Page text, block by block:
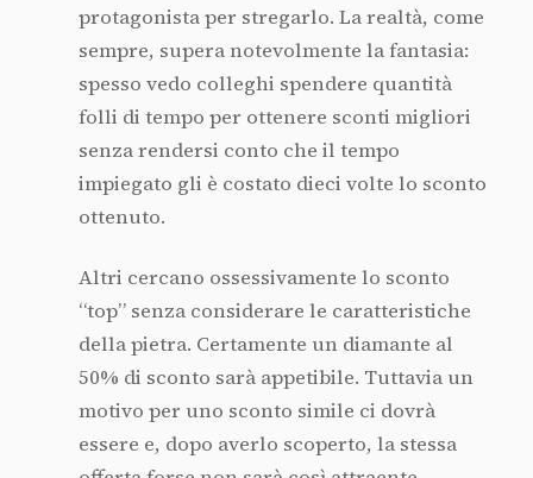
protagonista per stregarlo. La realtà, come
sempre, supera notevolmente la fantasia:
spesso vedo colleghi spendere quantità
folli di tempo per ottenere sconti migliori
senza rendersi conto che il tempo
impiegato gli è costato dieci volte lo sconto
ottenuto.
Altri cercano ossessivamente lo sconto
“top” senza considerare le caratteristiche
della pietra. Certamente un diamante al
50% di sconto sarà appetibile. Tuttavia un
motivo per uno sconto simile ci dovrà
essere e, dopo averlo scoperto, la stessa